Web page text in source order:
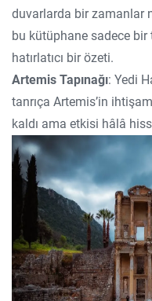
duvarlarda bir zamanlar
bu kütüphane sadece bir
hatırlatıcı bir özeti.
Artemis Tapınağı: Yedi
tanrıça Artemis’in
kaldı ama etkisi hâlâ